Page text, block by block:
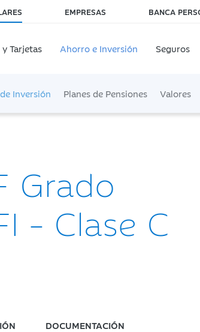
EMPRESAS BANCA
Tarjetas Ahorro e Inversión Seguros
Inversión Planes de Pensiones Valores
Grado
- Clase C
DOCUMENTACIÓN